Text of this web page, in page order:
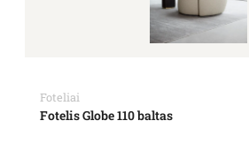
Foteliai
Fotelis Globe 110 baltas